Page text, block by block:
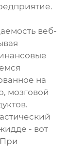
веб-
на
мозговой
- вот
При